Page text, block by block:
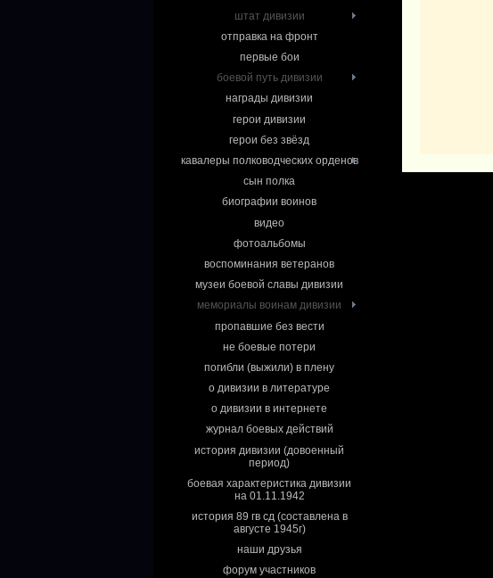
штат дивизии
отправка на фронт
первые бои
боевой путь дивизии
награды дивизии
герои дивизии
герои без звёзд
кавалеры полководческих орденов
сын полка
биографии воинов
видео
фотоальбомы
воспоминания ветеранов
музеи боевой славы дивизии
мемориалы воинам дивизии
пропавшие без вести
не боевые потери
погибли (выжили) в плену
о дивизии в литературе
о дивизии в интернете
журнал боевых действий
история дивизии (довоенный
период)
боевая характеристика дивизии
на 01.11.1942
история 89 гв сд (составлена в
августе 1945г)
наши друзья
форум участников